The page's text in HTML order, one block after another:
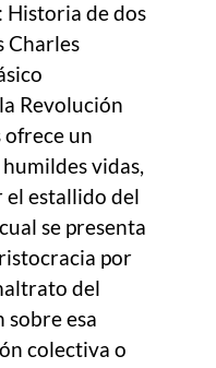
Historia de dos
Charles
Revolución
ofrece un
vidas,
el estallido del
se presenta
por
del
sobre esa
colectiva o